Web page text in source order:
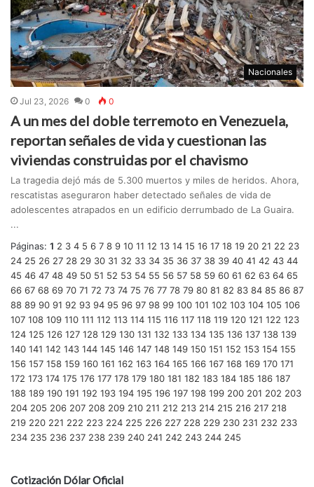
Nacionales
Jul 23, 2026 0 0
A un mes del doble terremoto en Venezuela,
reportan señales de vida y cuestionan las
viviendas construidas por el chavismo
La tragedia dejó más de 5.300 muertos y miles de heridos. Ahora,
rescatistas aseguraron haber detectado señales de vida de
adolescentes atrapados en un edificio derrumbado de La Guaira.
...
Páginas: 1 2 3 4 5 6 7 8 9 10 11 12 13 14 15 16 17 18 19 20 21 22 23
24 25 26 27 28 29 30 31 32 33 34 35 36 37 38 39 40 41 42 43 44
45 46 47 48 49 50 51 52 53 54 55 56 57 58 59 60 61 62 63 64 65
66 67 68 69 70 71 72 73 74 75 76 77 78 79 80 81 82 83 84 85 86 87
88 89 90 91 92 93 94 95 96 97 98 99 100 101 102 103 104 105 106
107 108 109 110 111 112 113 114 115 116 117 118 119 120 121 122 123
124 125 126 127 128 129 130 131 132 133 134 135 136 137 138 139
140 141 142 143 144 145 146 147 148 149 150 151 152 153 154 155
156 157 158 159 160 161 162 163 164 165 166 167 168 169 170 171
172 173 174 175 176 177 178 179 180 181 182 183 184 185 186 187
188 189 190 191 192 193 194 195 196 197 198 199 200 201 202 203
204 205 206 207 208 209 210 211 212 213 214 215 216 217 218
219 220 221 222 223 224 225 226 227 228 229 230 231 232 233
234 235 236 237 238 239 240 241 242 243 244 245
Cotización Dólar Oficial